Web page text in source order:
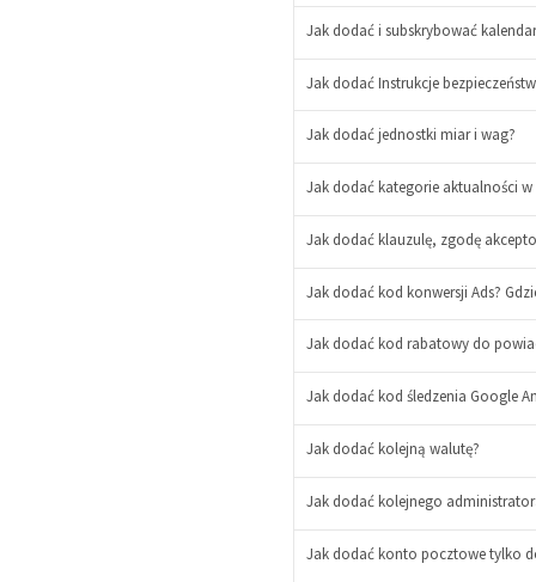
Jak dodać i subskrybować
Jak dodać Instrukcje
+
Jak dodać jednostki miar i wag?
Jak dodać kategorie aktualności
Jak dodać klauzulę, zgodę
Jak dodać kod konwersji Ads?
+
Jak dodać kod rabatowy do
Jak dodać kod śledzenia Google
Jak dodać kolejną walutę?
Jak dodać kolejnego
Jak dodać konto pocztowe tylko